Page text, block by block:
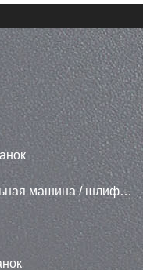
Широкая ленточная шлифовальная машина / шлифовальная машина